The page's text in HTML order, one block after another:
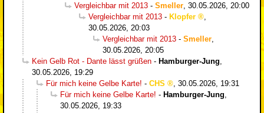
Vergleichbar mit 2013 - Smeller 30.05.2026, 20:00
Vergleichbar mit 2013 - Klopfer
30.05.2026, 20:03
Vergleichbar mit 2013 - Smeller
30.05.2026, 20:05
Kein Gelb Rot - Dante lässt grüßen - Hamburger-Jung
30.05.2026, 19:29
Für mich keine Gelbe Karte! - CHS
30.05.2026, 19:31
Für mich keine Gelbe Karte! - Hamburger-Jung
30.05.2026, 19:33